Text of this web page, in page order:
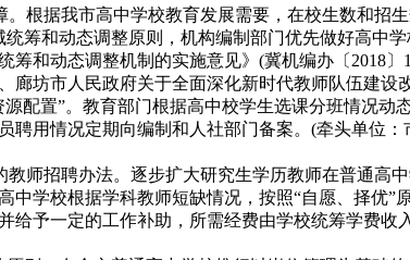
根据我市高中学校教育发展需要，在校生数和招
筹和动态调整原则，机构编制部门优先做好高中
和动态调整机制的实施意见》(冀机编办〔2018
坊市人民政府关于全面深化新时代教师队伍建设
配置”。教育部门根据高中校学生选课分班情况动
用情况定期向编制和人社部门备案。(牵头单位
师招聘办法。逐步扩大研究生学历教师在普通高
学校根据学科教师短缺情况，按照“自愿、择优”
予一定的工作补助，所需经费由学校统筹学费收